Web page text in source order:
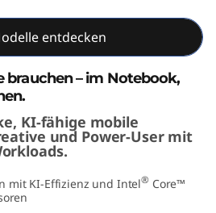
entdecken
brauchen – im Notebook,
KI-fähige mobile
und Power-User mit
mit KI-Effizienz und Intel® Core™